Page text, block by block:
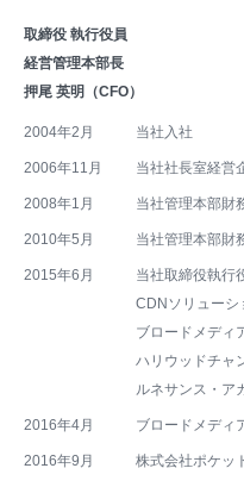
取締役 執行役員
経営管理本部長
押尾 英明（CFO）
2004年2月 当社入社
2006年11月 当社社長室経営
2008年1月 当社管理本部財
2010年5月 当社管理本部財
2015年6月
当社取締役執行
CDNソリューシ
ブロードメディ
ハリウッドチャ
ルネサンス・ア
2016年4月 ブロードメディ
2016年9月 株式会社ポケッ